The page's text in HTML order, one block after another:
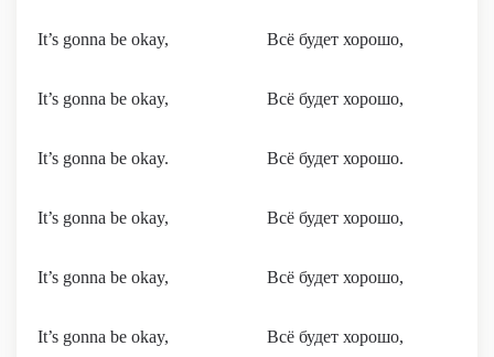
It’s gonna be okay, Всё будет хорошо,
It’s gonna be okay, Всё будет хорошо,
It’s gonna be okay. Всё будет хорошо.
It’s gonna be okay, Всё будет хорошо,
It’s gonna be okay, Всё будет хорошо,
It’s gonna be okay, Всё будет хорошо,